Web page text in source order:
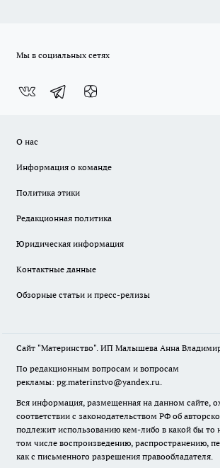
Мы в социальных сетях
О нас
Информация о команде
Политика этики
Редакционная политика
Юридическая информация
Контактные данные
Обзорные статьи и пресс-релизы
Сайт "Материнство". ИП Малышева Анна
По редакционным вопросам и вопросам
рекламы: pg.materinstvo@yandex.ru.
Вся информация, размещенная на данном сайте,
соответствии с законодательством РФ об
подлежит использованию кем-либо в какой бы
том числе воспроизведению, распространению,
как с письменного разрешения правообладателя.